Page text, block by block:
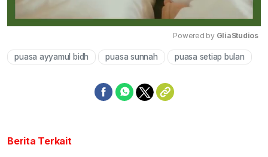
Mute
Powered by GliaStudios
puasa ayyamul bidh puasa sunnah puasa setiap bulan
Berita Terkait